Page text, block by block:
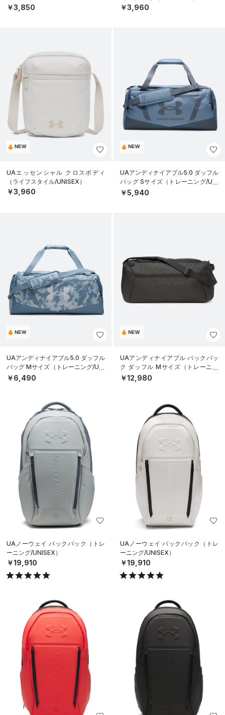
￥3,850 ￥3,960
NEW
UAエッセンシャル クロスボディ
（ライフスタイル/UNISEX）
￥3,960
NEW
UAアンディナイアブル5.0 ダッフル
バッグ Sサイズ（トレーニング/UNI
SEX）
￥5,940
NEW
UAアンディナイアブル5.0 ダッフル
バッグ Mサイズ（トレーニング/UNI
SEX）
￥6,490
NEW
UAアンディナイアブル バックパッ
ク ダッフル Mサイズ（トレーニン
グ/UNISEX）
￥12,980
UAノーウェイ バックパック（トレ
ーニング/UNISEX）
￥19,910
UAノーウェイ バックパック（トレ
ーニング/UNISEX）
￥19,910